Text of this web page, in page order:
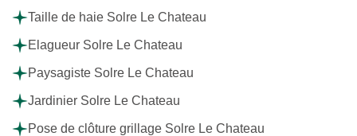
Taille de haie Solre Le Chateau
Elagueur Solre Le Chateau
Paysagiste Solre Le Chateau
Jardinier Solre Le Chateau
Pose de clôture grillage Solre Le Chateau